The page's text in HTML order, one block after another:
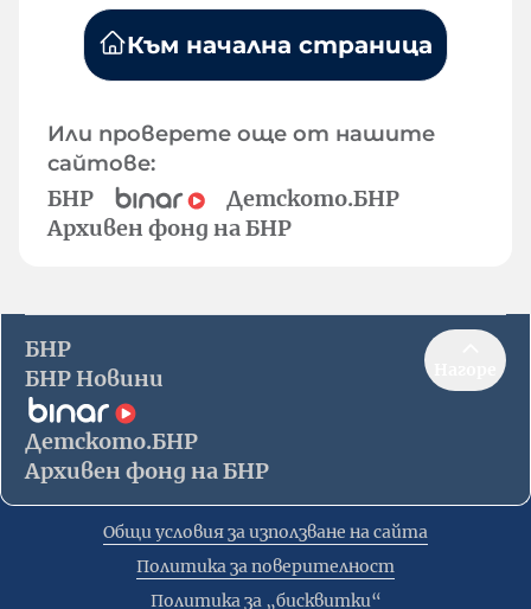
Към начална страница
Или проверете още от нашите
сайтове:
БНР
Детското.БНР
Архивен фонд на БНР
БНР
БНР Новини
Детското.БНР
Архивен фонд на БНР
Общи условия за използване на сайта
Политика за поверителност
Политика за „бисквитки“